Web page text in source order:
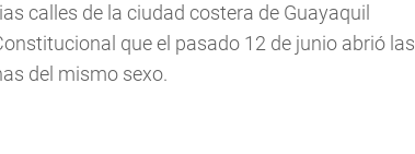
calles de la ciudad costera de Guayaquil
que el pasado 12 de junio abrió las
del mismo sexo.